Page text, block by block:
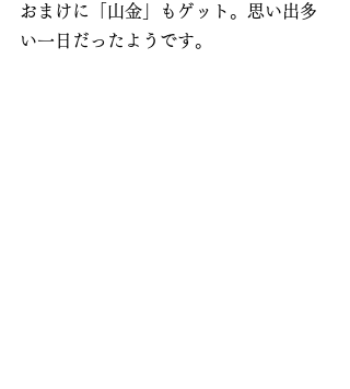
おまけに「山金」もゲット。思い出多
い一日だったようです。